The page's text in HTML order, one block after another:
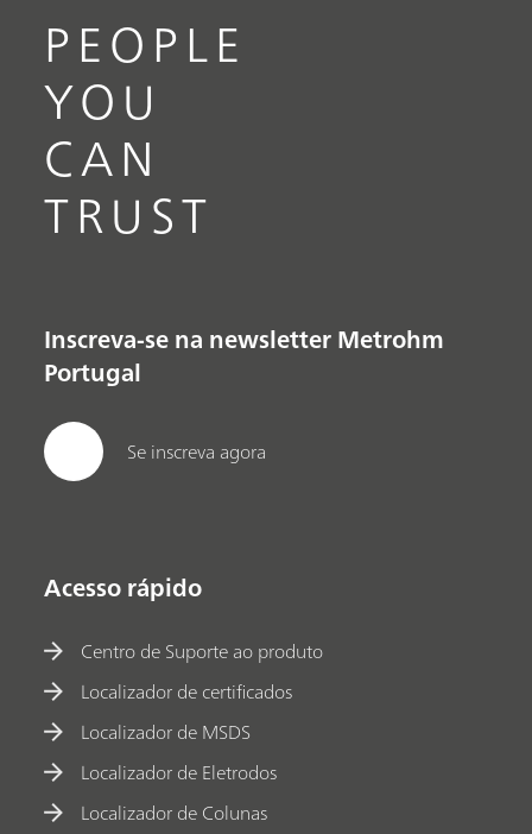
PEOPLE
YOU
CAN
TRUST
Inscreva-se na newsletter Metrohm
Portugal
Se inscreva agora
Acesso rápido
Centro de Suporte ao produto
Localizador de certificados
Localizador de MSDS
Localizador de Eletrodos
Localizador de Colunas